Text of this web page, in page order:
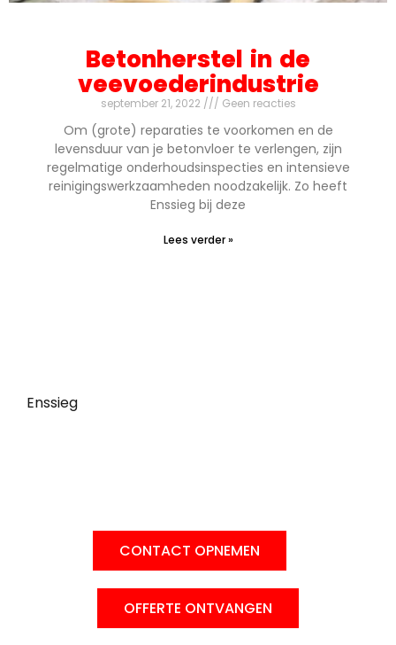
Betonherstel in de
veevoederindustrie
september 21, 2022 Geen reacties
Om (grote) reparaties te voorkomen en de
levensduur van je betonvloer te verlengen, zijn
regelmatige onderhoudsinspecties en intensieve
reinigingswerkzaamheden noodzakelijk. Zo heeft
Enssieg bij deze
Lees verder »
Enssieg
CONTACT OPNEMEN
OFFERTE ONTVANGEN